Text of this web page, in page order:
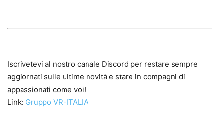
Iscrivetevi al nostro canale Discord per restare sempre
aggiornati sulle ultime novità e stare in compagni di
appassionati come voi!
Link: Gruppo VR-ITALIA